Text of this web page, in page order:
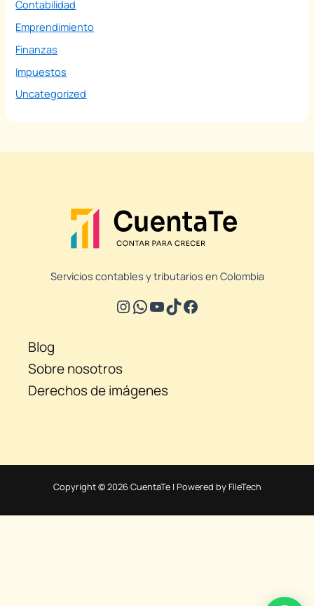
Contabilidad
Emprendimiento
Finanzas
Impuestos
Uncategorized
Servicios contables y tributarios en Colombia
Blog
Sobre nosotros
Derechos de imágenes
Copyright © 2026 CuentaTe | Powered by FileTech